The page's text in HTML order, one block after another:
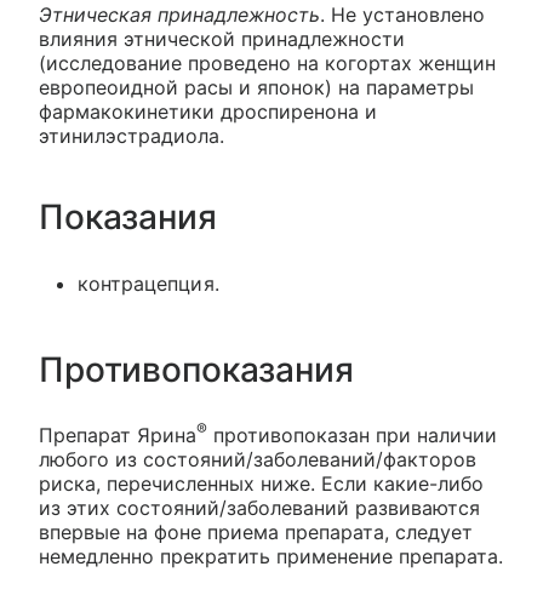
Этническая принадлежность. Не установлено
влияния этнической принадлежности
(исследование проведено на когортах женщин
европеоидной расы и японок) на параметры
фармакокинетики дроспиренона и
этинилэстрадиола.
Показания
контрацепция.
Противопоказания
Препарат Ярина® противопоказан при наличии
любого из состояний/заболеваний/факторов
риска, перечисленных ниже. Если какие-либо
из этих состояний/заболеваний развиваются
впервые на фоне приема препарата, следует
немедленно прекратить применение препарата.